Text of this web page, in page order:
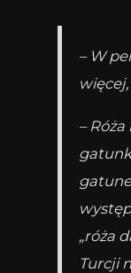
– W
–
„róża
Turcji